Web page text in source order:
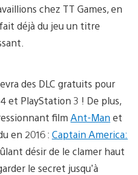
chez TT Games, en
déjà du jeu un titre
des DLC gratuits pour
et PlayStation 3 ! De plus,
film Ant-Man et
en 2016 : Captain America:
désir de le clamer haut
le secret jusqu’à